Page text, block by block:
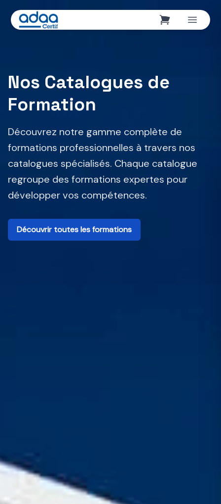
Nos Catalogues de
Formation
Découvrez notre gamme complète de
formations professionnelles à travers nos
catalogues spécialisés. Chaque catalogue
regroupe des formations expertes pour
développer vos compétences.
Découvrir toutes les formations